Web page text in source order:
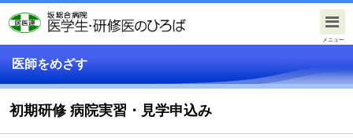
メニュー
医師をめざす
初期研修 病院実習・見学申込み